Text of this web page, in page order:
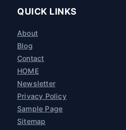
QUICK LINKS
About
Blog
Contact
HOME
Newsletter
Privacy Policy
Sample Page
Sitemap